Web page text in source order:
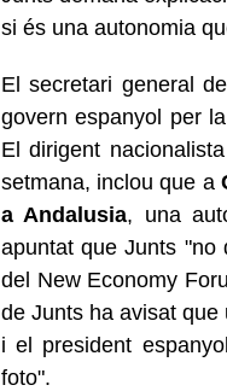
si és una autonomia
El secretari general
govern espanyol per
El dirigent
setmana, inclou que a
a Andalusia, una
apuntat que Junts "no
del New Economy
de Junts ha avisat
i el president
foto".